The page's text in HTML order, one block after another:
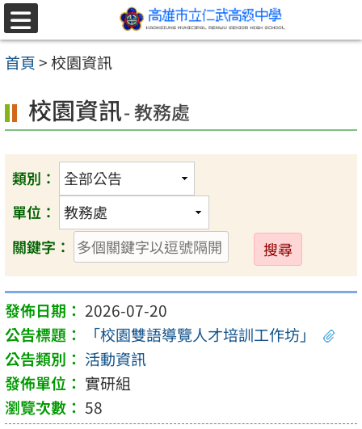
跳至主要內容區
選
單
首頁>校園資訊
校園資訊- 教務處
類別：
單位：
關鍵字：
送
出
2026-07-20
「校園雙語導覽人才培訓工作坊」
活動資訊
實研組
58